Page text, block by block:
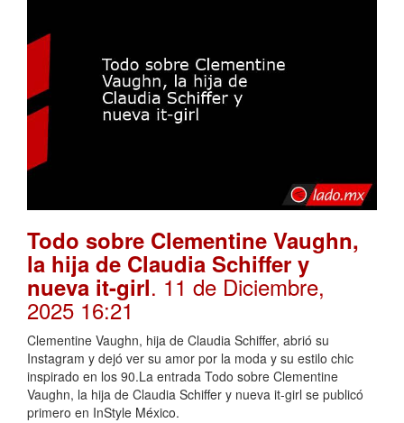
Todo sobre Clementine Vaughn,
la hija de Claudia Schiffer y
nueva it-girl. 11 de Diciembre,
2025 16:21
Clementine Vaughn, hija de Claudia Schiffer, abrió su
Instagram y dejó ver su amor por la moda y su estilo chic
inspirado en los 90.La entrada Todo sobre Clementine
Vaughn, la hija de Claudia Schiffer y nueva it-girl se publicó
primero en InStyle México.